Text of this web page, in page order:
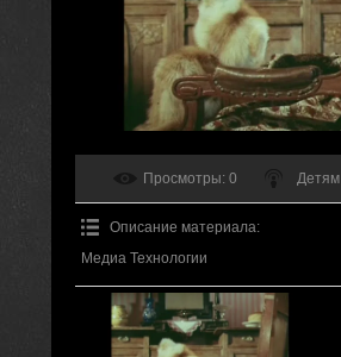
Просмотры: 0 Детям
Описание материала:
Медиа Технологии